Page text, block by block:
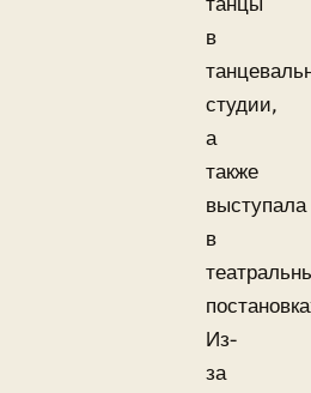
в
студии,
а
также
выступала
в
Из-
за